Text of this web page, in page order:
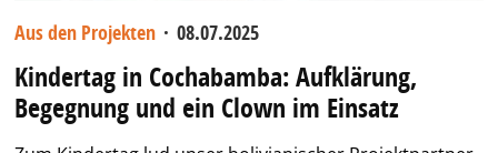
Aus den Projekten · 08.07.2025
Kindertag in Cochabamba: Aufklärung,
Begegnung und ein Clown im Einsatz